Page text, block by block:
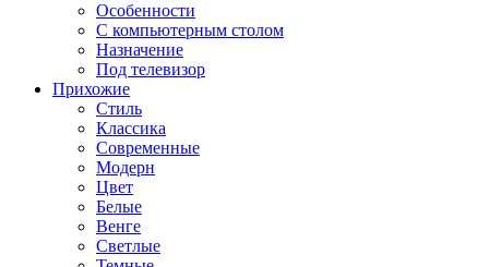
Особенности
С компьютерным столом
Назначение
Под телевизор
Прихожие
Стиль
Классика
Современные
Модерн
Цвет
Белые
Венге
Светлые